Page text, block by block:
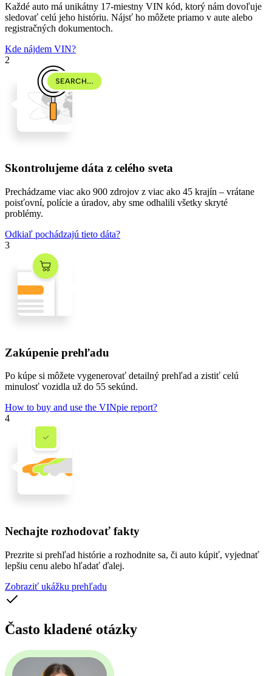
Každé auto má unikátny 17-miestny VIN kód, ktorý nám dovoľuje
sledovať celú jeho históriu. Nájsť ho môžete priamo v aute alebo
registračných dokumentoch.
Kde nájdem VIN?
2
Skontrolujeme dáta z celého sveta
Prechádzame viac ako 900 zdrojov z viac ako 45 krajín – vrátane
poisťovní, polície a úradov, aby sme odhalili všetky skryté
problémy.
Odkiaľ pochádzajú tieto dáta?
3
Zakúpenie prehľadu
Po kúpe si môžete vygenerovať detailný prehľad a zistiť celú
minulosť vozidla už do 55 sekúnd.
How to buy and use the VINpie report?
4
Nechajte rozhodovať fakty
Prezrite si prehľad histórie a rozhodnite sa, či auto kúpiť, vyjednať
lepšiu cenu alebo hľadať ďalej.
Zobraziť ukážku prehľadu
Často kladené otázky